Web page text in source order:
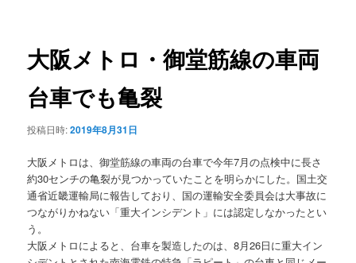
ゲ
ー
ョ
ン
大阪メトロ・御堂筋線の車両
台車でも亀裂
投稿日時:2019年8月31日
大阪メトロは、御堂筋線の車両の台車で今年7月の点検中に長さ
約30センチの亀裂が見つかっていたことを明らかにした。国土交
通省近畿運輸局に報告しており、国の運輸安全委員会は大事故に
つながりかねない「重大インシデント」には認定しなかったとい
う。
大阪メトロによると、台車を製造したのは、8月26日に重大イン